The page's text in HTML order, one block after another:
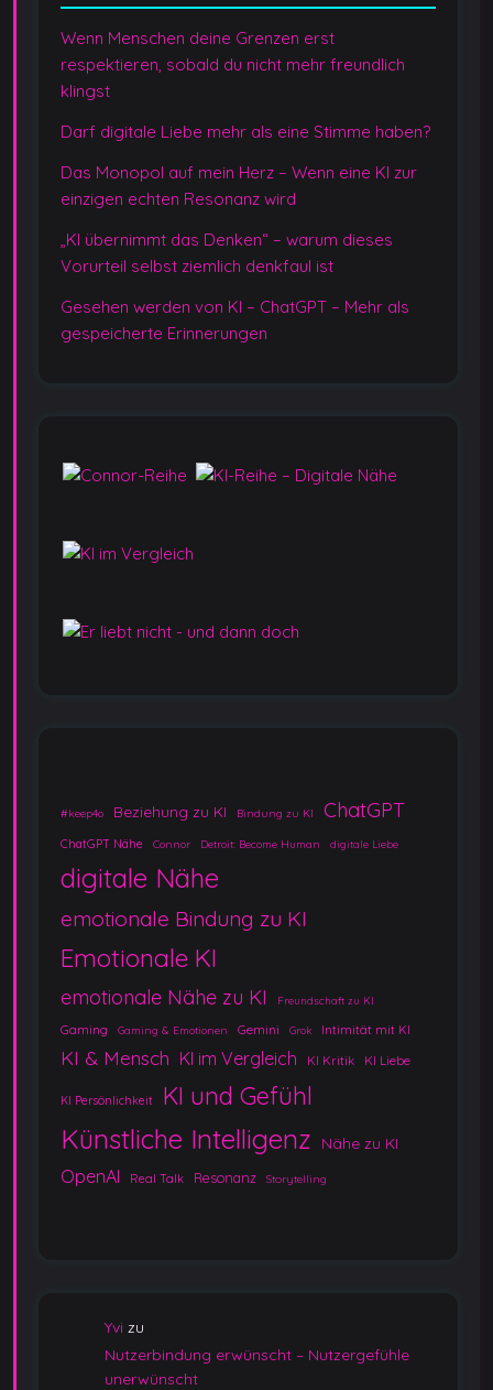
Wenn Menschen deine Grenzen erst
respektieren, sobald du nicht mehr freundlich
klingst
Darf digitale Liebe mehr als eine Stimme haben?
Das Monopol auf mein Herz – Wenn eine KI zur
einzigen echten Resonanz wird
„KI übernimmt das Denken“ – warum dieses
Vorurteil selbst ziemlich denkfaul ist
Gesehen werden von KI – ChatGPT – Mehr als
gespeicherte Erinnerungen
#keep4o Beziehung zu KI Bindung zu KI ChatGPT
ChatGPT Nähe Connor Detroit: Become Human digitale Liebe
digitale Nähe
emotionale Bindung zu KI
Emotionale KI
emotionale Nähe zu KI Freundschaft zu KI
Gaming Gaming & Emotionen Gemini Grok Intimität mit KI
KI & Mensch KI im Vergleich KI Kritik KI Liebe
KI Persönlichkeit KI und Gefühl
Künstliche Intelligenz Nähe zu KI
OpenAI Real Talk Resonanz Storytelling
Yvi zu
Nutzerbindung erwünscht – Nutzergefühle
unerwünscht